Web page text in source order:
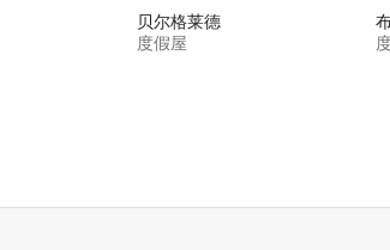
贝尔格莱德
度假屋